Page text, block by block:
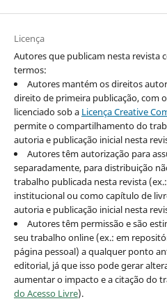
Licença
Autores que publicam nesta revista
termos:
Autores mantém os direitos
direito de primeira publicação, com
licenciado sob a Licença Creative
permite o compartilhamento do
autoria e publicação inicial nesta
Autores têm autorização para
separadamente, para distribuição
trabalho publicada nesta revista
institucional ou como capítulo de
autoria e publicação inicial nesta
Autores têm permissão e são
seu trabalho online (ex.: em
página pessoal) a qualquer ponto
editorial, já que isso pode gerar
aumentar o impacto e a citação do
do Acesso Livre).